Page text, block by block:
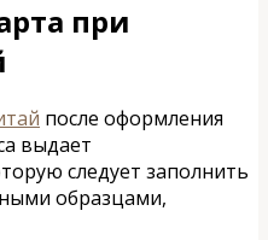
при
после оформления
выдает
следует заполнить
образцами,